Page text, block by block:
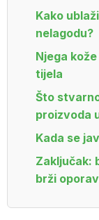
Kako
nelagodu?
Njega
tijela
Što
proizvoda
Kada se
Zaključak:
brži